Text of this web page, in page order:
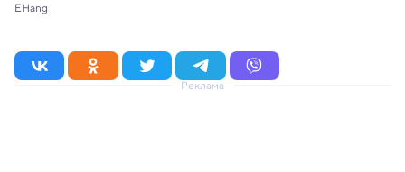
EHang
Реклама